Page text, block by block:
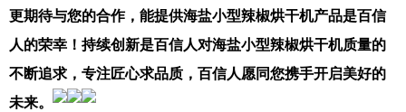
更期待与您的合作，能提供海盐小型辣椒烘干机产品是百信
人的荣幸！持续创新是百信人对海盐小型辣椒烘干机质量的
不断追求，专注匠心求品质，百信人愿同您携手开启美好的
未来。